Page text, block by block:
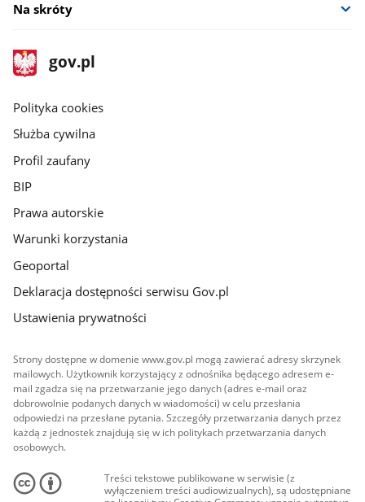
Na skróty
stopka
gov.pl
Strona
gov.pl
gov.pl
Polityka cookies
Służba cywilna
Profil zaufany
BIP
Prawa autorskie
Warunki korzystania
Geoportal
Deklaracja dostępności serwisu Gov.pl
Ustawienia prywatności
Strony dostępne w domenie www.gov.pl mogą zawierać adresy skrzynek
mailowych. Użytkownik korzystający z odnośnika będącego adresem e-
mail zgadza się na przetwarzanie jego danych (adres e-mail oraz
dobrowolnie podanych danych w wiadomości) w celu przesłania
odpowiedzi na przesłane pytania. Szczegóły przetwarzania danych przez
każdą z jednostek znajdują się w ich politykach przetwarzania danych
osobowych.
Treści tekstowe publikowane w serwisie (z
wyłączeniem treści audiowizualnych), są udostępniane